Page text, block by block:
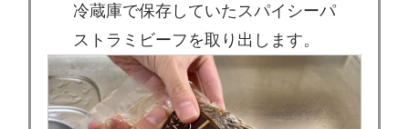
冷蔵庫で保存していたスパイシーパ
ストラミビーフを取り出します。